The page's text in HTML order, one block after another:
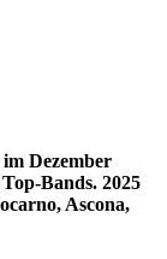
Dezember
Bands. 2025
Ascona,